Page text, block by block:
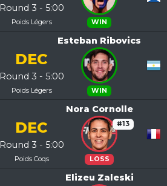
WIN
Round 3 - 5:00
Poids Légers
Esteban Ribovics
WIN
DEC
Round 3 - 5:00
Poids Légers
Nora Cornolle
#13
LOSS
DEC
Round 3 - 5:00
Poids Coqs
Elizeu Zaleski